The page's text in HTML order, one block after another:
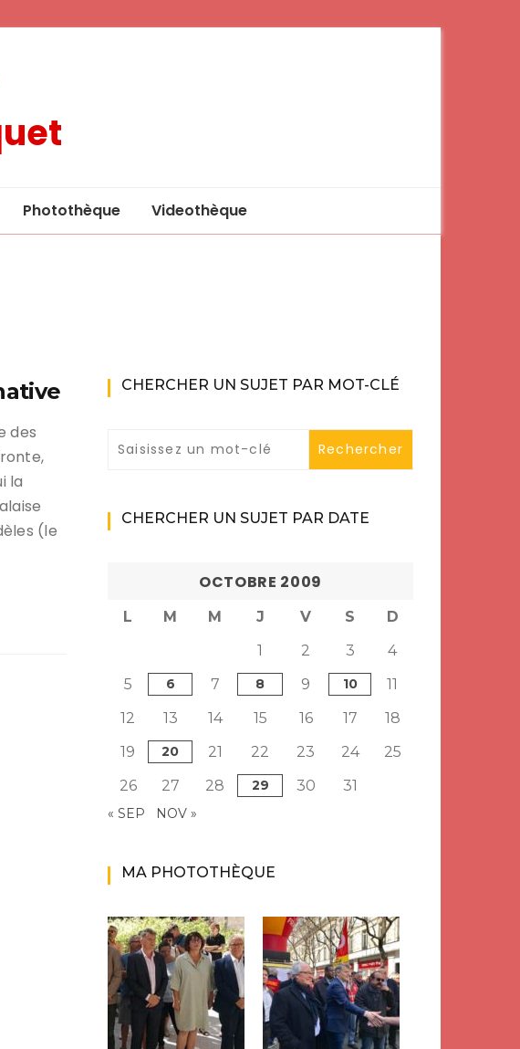
Photothèque Videothèque
des
la
(le
CHERCHER UN SUJET PAR MOT-CLÉ
CHERCHER UN SUJET PAR DATE
OCTOBRE 2009
L M M J V S
D
1
2 3
4
5
6 7 8 9 10
11
12
13 14 15 16 17
18
19
20 21 22 23 24
25
26
27 28 29 30 31
« SEP NOV »
MA PHOTOTHÈQUE